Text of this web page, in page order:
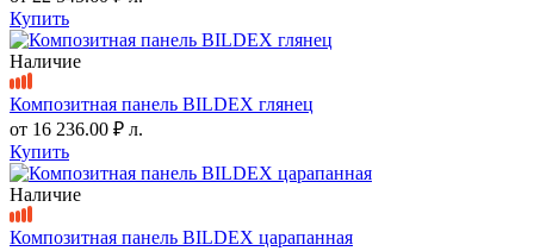
Купить
Наличие
Композитная панель BILDEX глянец
от 16 236.00 ₽ л.
Купить
Наличие
Композитная панель BILDEX царапанная